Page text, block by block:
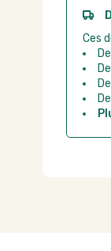
Ces
De
De
De
De